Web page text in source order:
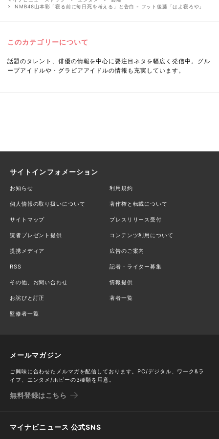
NMB48山本彩「寝る前に毎日死を考える」と告白 - フット後藤「はよ寝ろや」
このカテゴリーについて
話題のタレント、俳優の情報を中心に要注目ネタを幅広く発信中。グル
ープアイドルや・グラビアアイドルの情報も充実しています。
サイトインフォメーション
お知らせ 利用規約
個人情報の取り扱いについて 著作権と転載について
サイトマップ プレスリリース受付
読者プレゼント提供 コンテンツ利用について
提携メディア 広告のご案内
RSS 記者・ライター募集
その他、お問い合わせ 情報提供
お詫びと訂正 著者一覧
監修者一覧
メールマガジン
ご興味に合わせたメルマガを配信しております。PC/デジタル、ワーク&ラ
イフ、エンタメ/ホビーの3種類を用意。
無料登録はこちら
マイナビニュース 公式SNS